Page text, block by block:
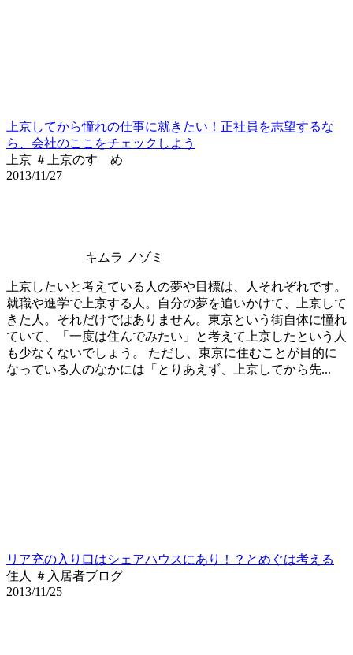
上京してから憧れの仕事に就きたい！正社員を志望するな
ら、会社のここをチェックしよう
上京 ＃上京のすゝめ
2013/11/27
キムラ ノゾミ
上京したいと考えている人の夢や目標は、人それぞれです。
就職や進学で上京する人。自分の夢を追いかけて、上京して
きた人。それだけではありません。東京という街自体に憧れ
ていて、「一度は住んでみたい」と考えて上京したという人
も少なくないでしょう。 ただし、東京に住むことが目的に
なっている人のなかには「とりあえず、上京してから先...
リア充の入り口はシェアハウスにあり！？とめぐは考える
住人 ＃入居者ブログ
2013/11/25